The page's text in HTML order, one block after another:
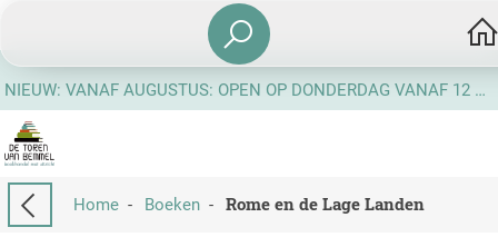
NIEUW: VANAF AUGUSTUS: OPEN OP DONDERDAG VANAF 12 UUR
Home- Boeken- Rome en de Lage Landen